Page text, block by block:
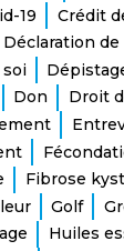
19
Crédit
Déclaration
Don
Droit
Fibrose
Golf
Huiles